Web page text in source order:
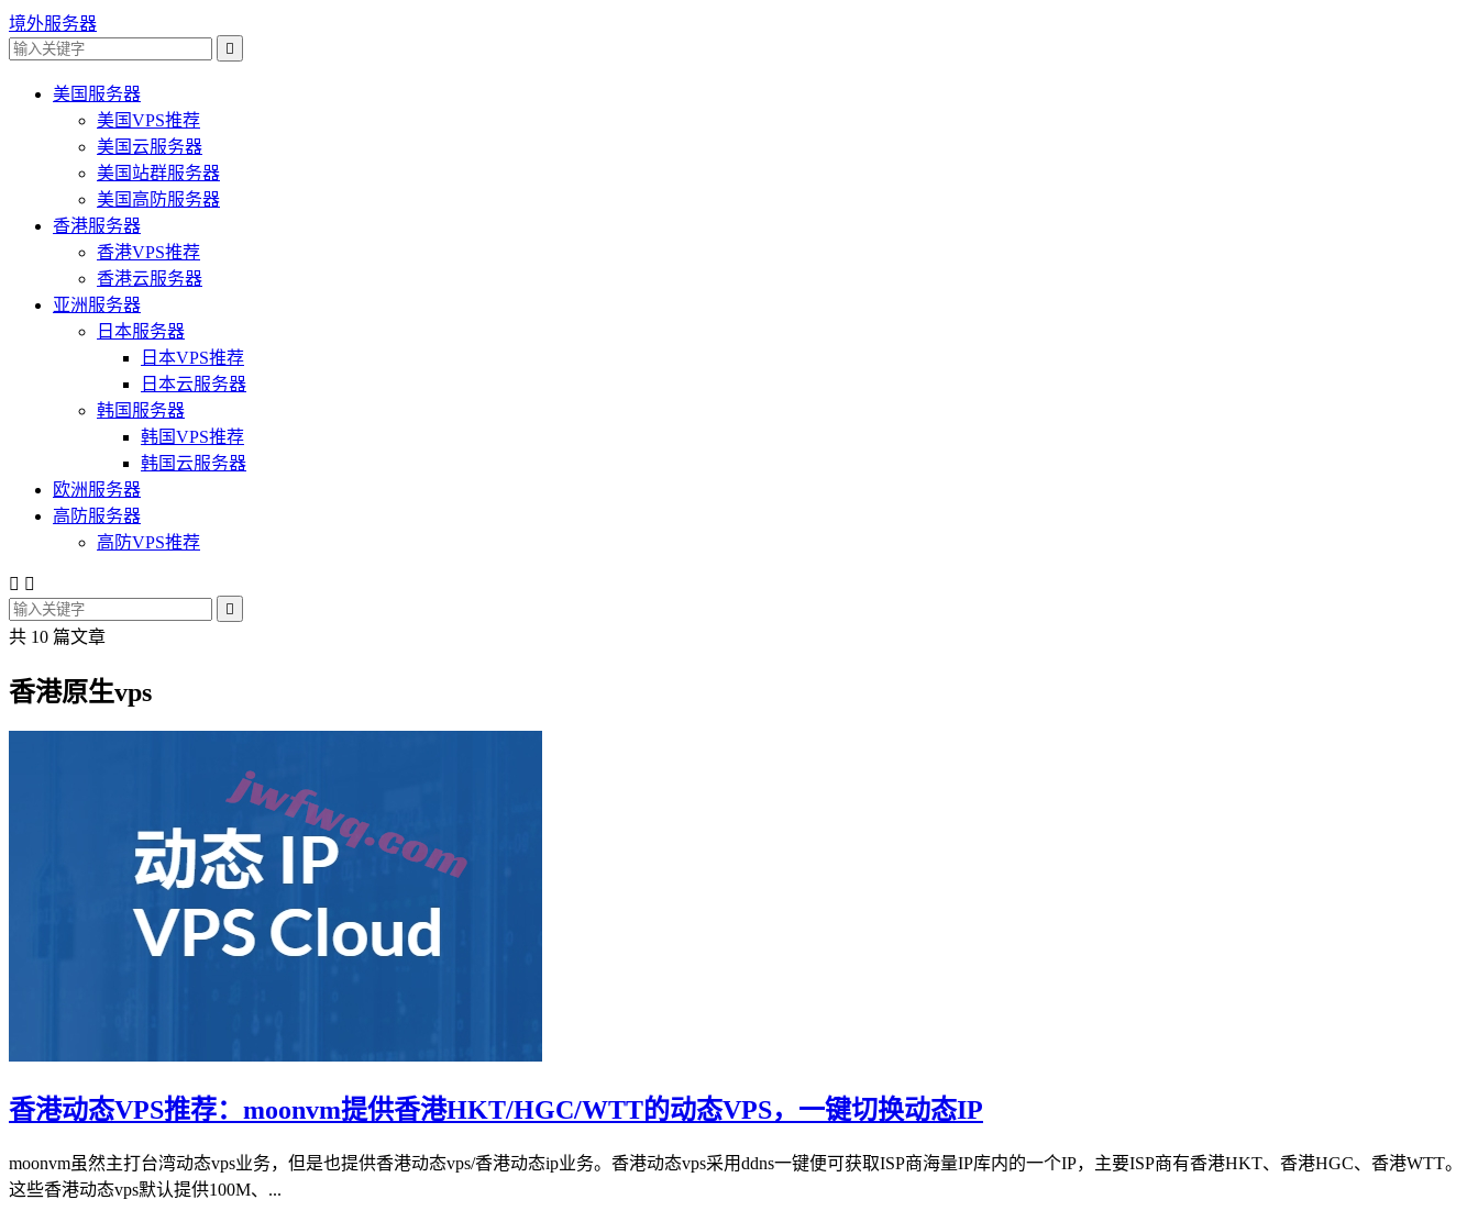
境外服务器

美国服务器
美国VPS推荐
美国云服务器
美国站群服务器
美国高防服务器
香港服务器
香港VPS推荐
香港云服务器
亚洲服务器
日本服务器
日本VPS推荐
日本云服务器
韩国服务器
韩国VPS推荐
韩国云服务器
欧洲服务器
高防服务器
高防VPS推荐
 

共 10 篇文章
香港原生vps
香港动态VPS推荐：moonvm提供香港HKT/HGC/WTT的动态VPS，一键切换动态IP
moonvm虽然主打台湾动态vps业务，但是也提供香港动态vps/香港动态ip业务。香港动态vps采用ddns一键便可获取ISP商海量IP库内的一个IP，主要ISP商有香港HKT、香港HGC、香港WTT。
这些香港动态vps默认提供100M、...